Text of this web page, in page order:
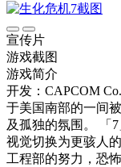
宣传片
游戏截图
游戏简介
开发：CAPCOM
于美国南部的一间
及孤独的氛围。 「
视觉切换为更骇人
工程部的努力，恐